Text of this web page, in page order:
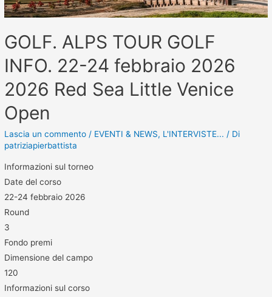
GOLF. ALPS TOUR GOLF
INFO. 22-24 febbraio 2026
2026 Red Sea Little Venice
Open
Lascia un commento / EVENTI & NEWS, L'INTERVISTE... / Di
patriziapierbattista
Informazioni sul torneo
Date del corso
22-24 febbraio 2026
Round
3
Fondo premi
Dimensione del campo
120
Informazioni sul corso